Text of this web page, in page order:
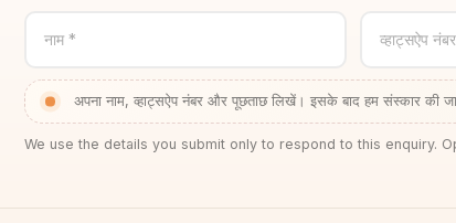
नाम * व्हाट्सऐप
अपना नाम, व्हाट्सऐप नंबर और पूछताछ लिखें। इसके बाद हम संस्कार की
We use the details you submit only to respond to this enquiry.